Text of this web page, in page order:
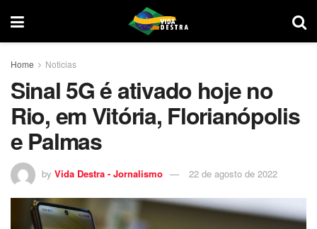
Home Noticias
Sinal 5G é ativado hoje no
Rio, em Vitória, Florianópolis
e Palmas
by Vida Destra - Jornalismo 22 de agosto de 2022